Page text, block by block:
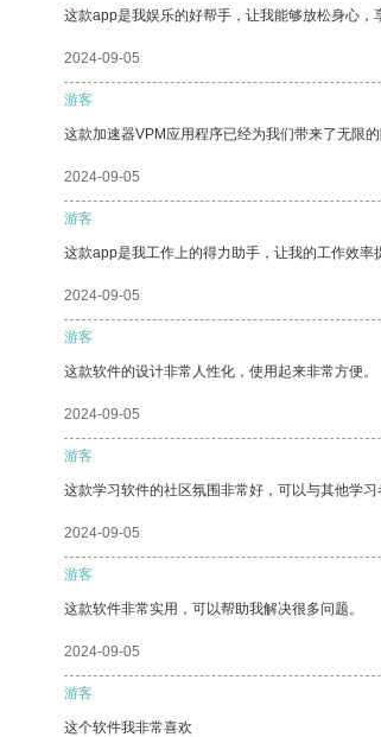
这款app是我娱乐的好帮手，让我能够放松身心，
2024-09-05
游客
这款加速器VPM应用程序已经为我们带来了无限的
2024-09-05
游客
这款app是我工作上的得力助手，让我的工作效率
2024-09-05
游客
这款软件的设计非常人性化，使用起来非常方便。
2024-09-05
游客
这款学习软件的社区氛围非常好，可以与其他学习
2024-09-05
游客
这款软件非常实用，可以帮助我解决很多问题。
2024-09-05
游客
这个软件我非常喜欢